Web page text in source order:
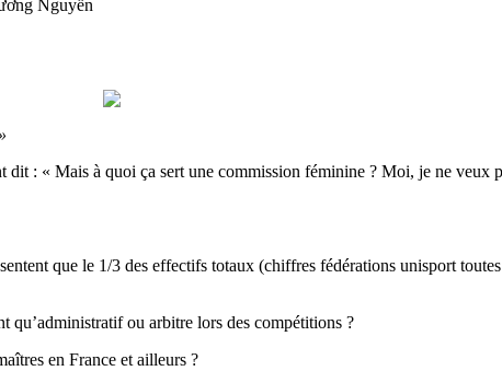
Nguyễn
dit : « Mais à quoi ça sert une commission féminine ? Moi, je ne veux
que le 1/3 des effectifs totaux (chiffres fédérations unisport toutes
ou arbitre lors des compétitions ?
en France et ailleurs ?